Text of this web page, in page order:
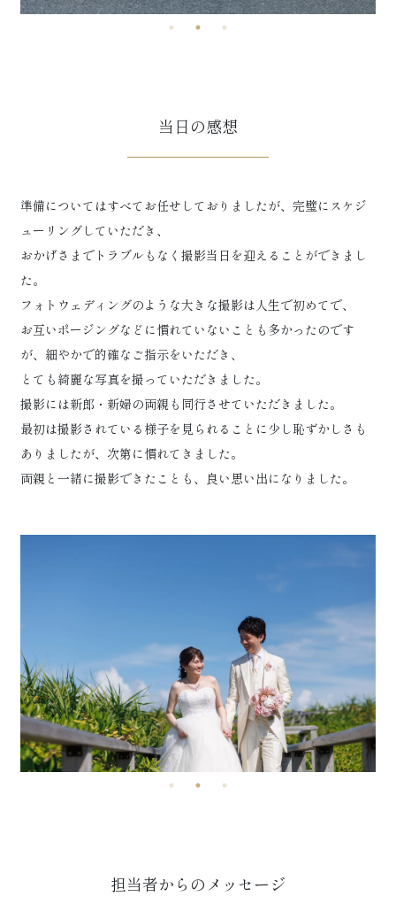
当日の感想
準備についてはすべてお任せしておりましたが、完璧にスケジ
ューリングしていただき、
おかげさまでトラブルもなく撮影当日を迎えることができまし
た。
フォトウェディングのような大きな撮影は人生で初めてで、
お互いポージングなどに慣れていないことも多かったのです
が、細やかで的確なご指示をいただき、
とても綺麗な写真を撮っていただきました。
撮影には新郎・新婦の両親も同行させていただきました。
最初は撮影されている様子を見られることに少し恥ずかしさも
ありましたが、次第に慣れてきました。
両親と一緒に撮影できたことも、良い思い出になりました。
担当者からのメッセージ